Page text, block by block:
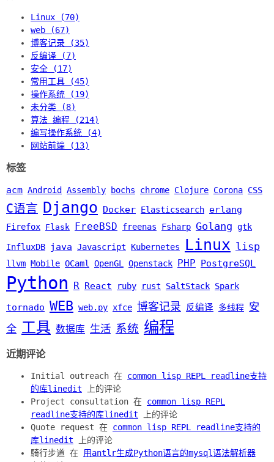
Linux (70)
web (67)
博客记录 (35)
反编译 (7)
安全 (17)
常用工具 (45)
操作系统 (19)
未分类 (8)
算法 编程 (214)
编写操作系统 (4)
网站前端 (13)
标签
acm Android Assembly bochs chrome Clojure Corona CSS
C语言 Django Docker Elasticsearch erlang
Firefox Flask FreeBSD freenas Fsharp Golang gtk
InfluxDB java Javascript Kubernetes Linux lisp
llvm Mobile OCaml OpenGL Openstack PHP PostgreSQL
Python R React ruby rust SaltStack Spark
tornado WEB web.py xfce 博客记录 反编译 多线程 安
全 工具 数据库 生活 系统 编程
近期评论
Initial outreach 在 common lisp REPL readline支持
的库linedit 上的评论
Project consultation 在 common lisp REPL
readline支持的库linedit 上的评论
Quote request 在 common lisp REPL readline支持的
库linedit 上的评论
騎行步道 在 用antlr生成Python语言的mysql语法解析器